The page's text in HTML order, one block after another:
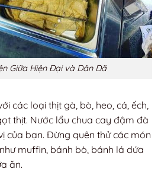
Giữa Hiện Đại và Dân Dã
các loại thịt gà, bò, heo, cá, ếch,
thịt. Nước lẩu chua cay đậm đà
của bạn. Đừng quên thử các món
muffin, bánh bò, bánh lá dứa
ăn.